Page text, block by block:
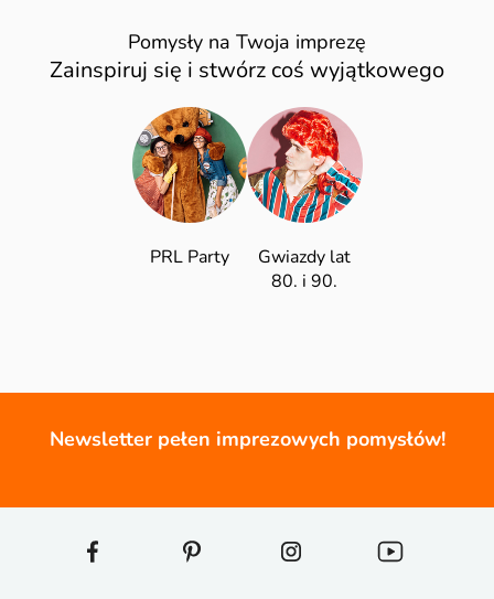
Pomysły na Twoja imprezę
Zainspiruj się i stwórz coś wyjątkowego
PRL Party
Gwiazdy lat
80. i 90.
Newsletter pełen imprezowych pomysłów!